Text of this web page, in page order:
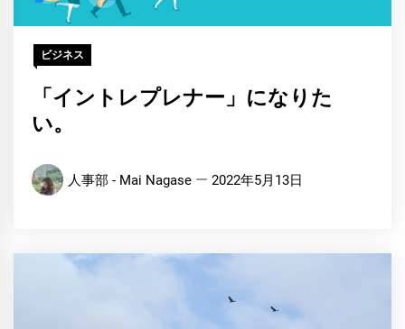
ビジネス
「イントレプレナー」になりた
い。
人事部 - Mai Nagase 2022年5月13日